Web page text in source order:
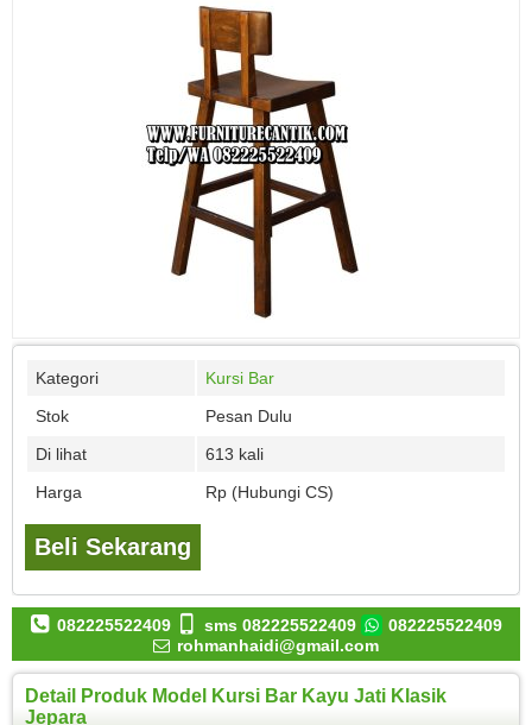
Kategori
Kursi Bar
Stok
Pesan Dulu
Di lihat
613 kali
Harga
Rp (Hubungi CS)
Beli Sekarang
082225522409 sms 082225522409
082225522409
rohmanhaidi@gmail.com
Detail Produk Model Kursi Bar Kayu Jati Klasik
Jepara